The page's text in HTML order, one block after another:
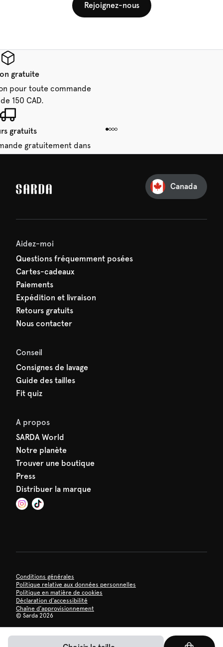
Rejoignez-nous
gratuite
pour toute commande
150 CAD.
gratuits
gratuitement dans
jours.
commande
Canada
Aidez-moi
Questions fréquemment posées
Cartes-cadeaux
Paiements
Expédition et livraison
Retours gratuits
Nous contacter
Conseil
Consignes de lavage
Guide des tailles
Fit quiz
A propos
SARDA World
Notre planète
Trouver une boutique
Press
Distribuer la marque
Conditions générales
Politique relative aux données personnelles
Politique en matière de cookies
Déclaration d'accessibilité
Chaîne d'approvisionnement
© Sarda 2026